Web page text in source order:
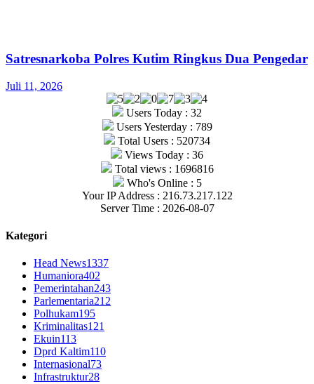
Satresnarkoba Polres Kutim Ringkus Dua Pengedar
Juli 11, 2026
Users Today : 32
Users Yesterday : 789
Total Users : 520734
Views Today : 36
Total views : 1696816
Who's Online : 5
Your IP Address : 216.73.217.122
Server Time : 2026-08-07
Kategori
Head News1337
Humaniora402
Pemerintahan243
Parlementaria212
Polhukam195
Kriminalitas121
Ekuin113
Dprd Kaltim110
Internasional73
Infrastruktur28